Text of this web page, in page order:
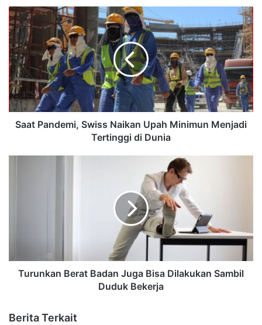
Saat Pandemi, Swiss Naikan Upah Minimun Menjadi
Tertinggi di Dunia
Turunkan Berat Badan Juga Bisa Dilakukan Sambil
Duduk Bekerja
Berita Terkait